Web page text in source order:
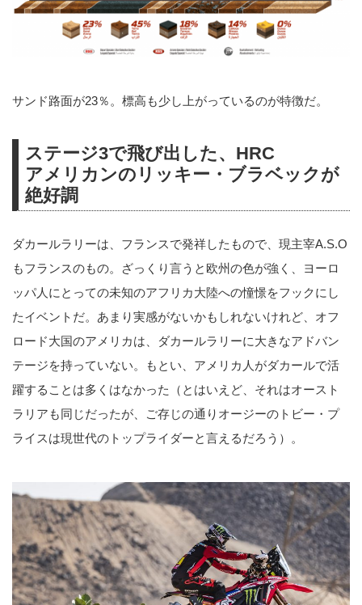
サンド路面が23％。標高も少し上がっているのが特徴だ。
ステージ3で飛び出した、HRC
アメリカンのリッキー・ブラベックが
絶好調
ダカールラリーは、フランスで発祥したもので、現主宰A.S.O
もフランスのもの。ざっくり言うと欧州の色が強く、ヨーロ
ッパ人にとっての未知のアフリカ大陸への憧憬をフックにし
たイベントだ。あまり実感がないかもしれないけれど、オフ
ロード大国のアメリカは、ダカールラリーに大きなアドバン
テージを持っていない。もとい、アメリカ人がダカールで活
躍することは多くはなかった（とはいえど、それはオースト
ラリアも同じだったが、ご存じの通りオージーのトビー・プ
ライスは現世代のトップライダーと言えるだろう）。